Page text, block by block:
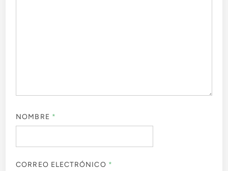
NOMBRE *
CORREO ELECTRÓNICO *